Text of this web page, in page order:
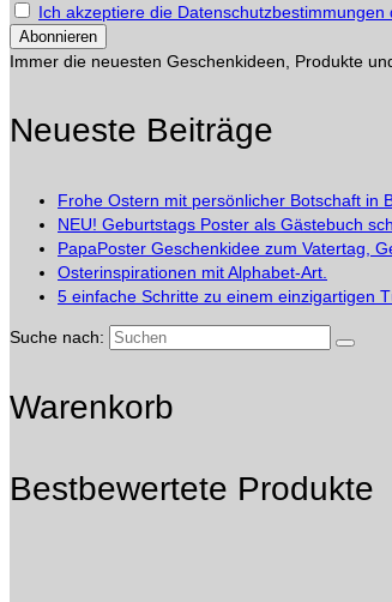
Ich akzeptiere die Datenschutzbestimmungen
Immer die neuesten Geschenkideen, Produkte
Neueste Beiträge
Frohe Ostern mit persönlicher Botschaft in
NEU! Geburtstags Poster als Gästebuch
PapaPoster Geschenkidee zum Vatertag,
Osterinspirationen mit Alphabet-Art.
5 einfache Schritte zu einem einzigartigen
Suche nach:
Warenkorb
Bestbewertete Produkte